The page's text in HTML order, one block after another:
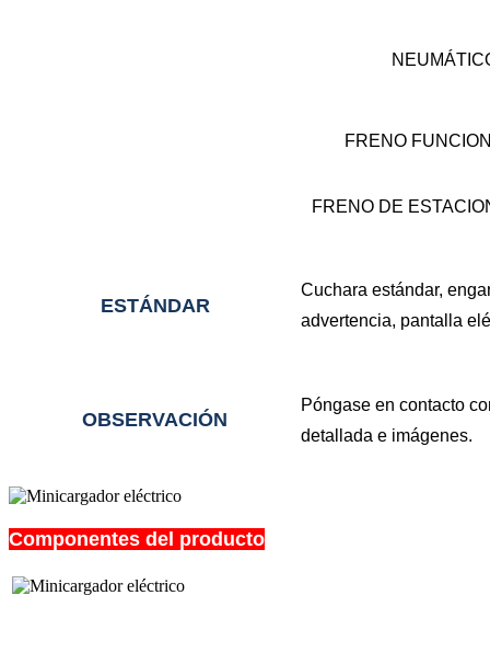
FRENO
FRENO DE
ESTÁNDAR
Cuchara estándar,
advertencia, pantalla
OBSERVACIÓN
Póngase en contacto
detallada e imágenes.
Componentes del producto